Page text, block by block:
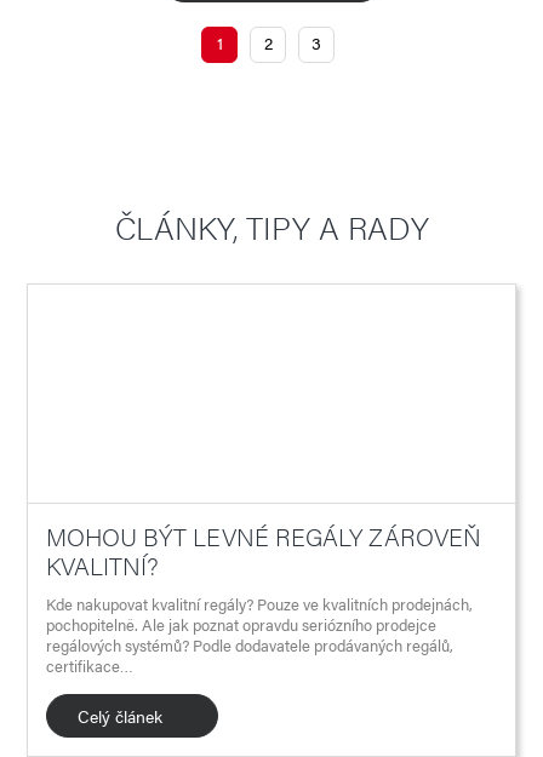
1 2 3
ČLÁNKY, TIPY A RADY
MOHOU BÝT LEVNÉ REGÁLY ZÁROVEŇ
KVALITNÍ?
Kde nakupovat kvalitní regály? Pouze ve kvalitních prodejnách,
pochopitelně. Ale jak poznat opravdu seriózního prodejce
regálových systémů? Podle dodavatele prodávaných regálů,
certifikace…
Celý článek